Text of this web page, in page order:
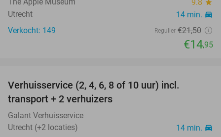
9.8 star
Utrecht 14 min. directions_car
Verkocht: 149 Regulier €21,50
€14,95
Verhuisservice (2, 4, 6, 8 of 10 uur) incl.
transport + 2 verhuizers
Galant Verhuisservice
Utrecht (+2 locaties)
14 min. directions_car